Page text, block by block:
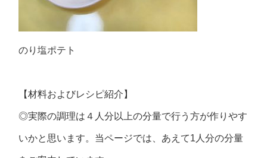
のり塩ポテト
【材料およびレシピ紹介】
◎実際の調理は４人分以上の分量で行う方が作りやす
いかと思います。当ページでは、あえて1人分の分量